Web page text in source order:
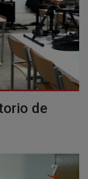
de